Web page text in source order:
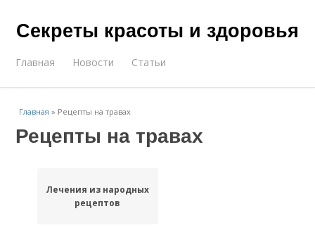
Секреты красоты и здоровья
Главная Новости Статьи
Главная » Рецепты на травах
Рецепты на травах
Лечения из народных
рецептов